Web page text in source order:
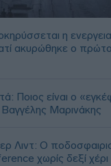
η
ακυρώθηκε ο
Ποιος είναι ο
Μαρινάκης
Λιντ: Ο
χωρίς δεξί